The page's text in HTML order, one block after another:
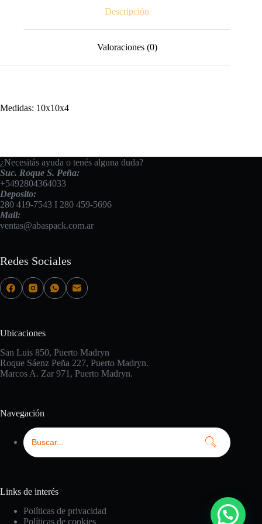
Descripción
Valoraciones (0)
Medidas: 10x10x4
¿Necesitás ayuda o tenés alguna duda?
Suc. Roque S. Peña:
+5492804364033
Deposito:
280 419-7543 I 280 459-5696
Mail:
ventas@abaspack.com.ar
Redes Sociales
Ubicaciones
San Luis 850, Puerto Madryn
Roque Sáenz Peña 227, Puerto Madryn.
Marcos A. Zar 971, Puerto Madryn.
Navegación
Links de interés
Políticas de privacidad
Políticas de cookies